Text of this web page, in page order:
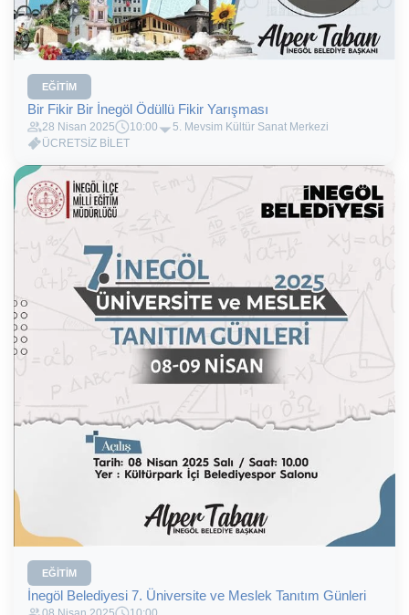
EĞITIM
Bir Fikir Bir İnegöl Ödüllü Fikir Yarışması
28 Nisan 2025 10:00
5. Mevsim Kültür Sanat Merkezi
ÜCRETSİZ BİLET
EĞITIM
İnegöl Belediyesi 7. Üniversite ve Meslek Tanıtım Günleri